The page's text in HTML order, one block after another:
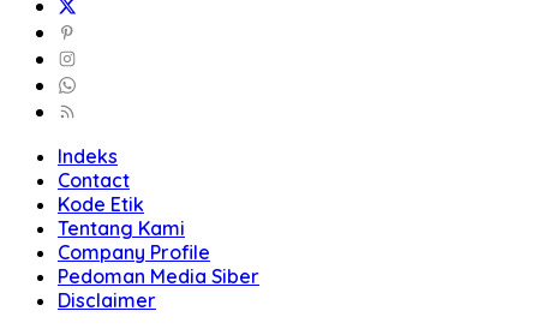
Indeks
Contact
Kode Etik
Tentang Kami
Company Profile
Pedoman Media Siber
Disclaimer